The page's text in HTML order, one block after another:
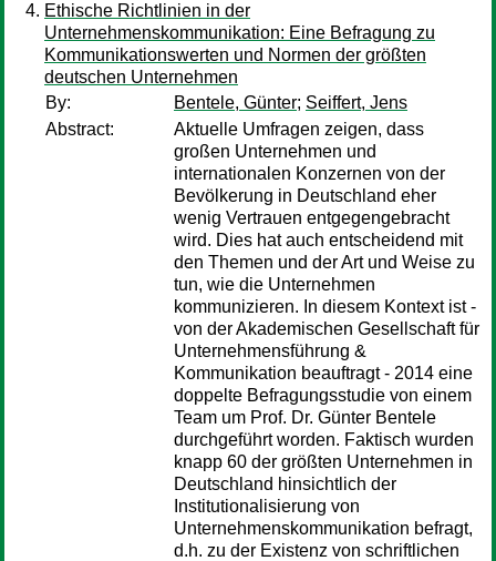
Ethische Richtlinien in der
Unternehmenskommunikation: Eine Befragung zu
Kommunikationswerten und Normen der größten
deutschen Unternehmen
By:
Bentele, Günter; Seiffert, Jens
Abstract:
Aktuelle Umfragen zeigen, dass
großen Unternehmen und
internationalen Konzernen von der
Bevölkerung in Deutschland eher
wenig Vertrauen entgegengebracht
wird. Dies hat auch entscheidend mit
den Themen und der Art und Weise zu
tun, wie die Unternehmen
kommunizieren. In diesem Kontext ist -
von der Akademischen Gesellschaft für
Unternehmensführung &
Kommunikation beauftragt - 2014 eine
doppelte Befragungsstudie von einem
Team um Prof. Dr. Günter Bentele
durchgeführt worden. Faktisch wurden
knapp 60 der größten Unternehmen in
Deutschland hinsichtlich der
Institutionalisierung von
Unternehmenskommunikation befragt,
d.h. zu der Existenz von schriftlichen